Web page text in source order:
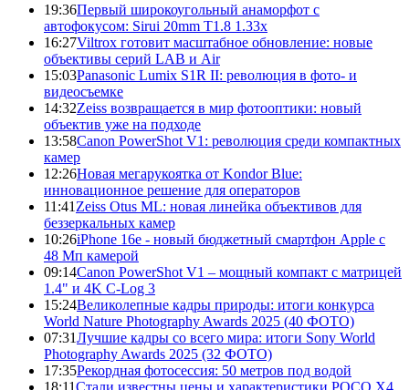
19:36Первый широкоугольный анаморфот с
автофокусом: Sirui 20mm T1.8 1.33x
16:27Viltrox готовит масштабное обновление: новые
объективы серий LAB и Air
15:03Panasonic Lumix S1R II: революция в фото- и
видеосъемке
14:32Zeiss возвращается в мир фотооптики: новый
объектив уже на подходе
13:58Canon PowerShot V1: революция среди компактных
камер
12:26Новая мегарукоятка от Kondor Blue:
инновационное решение для операторов
11:41 Zeiss Otus ML: новая линейка объективов для
беззеркальных камер
10:26iPhone 16e - новый бюджетный смартфон Apple с
48 Мп камерой
09:14Canon PowerShot V1 – мощный компакт с матрицей
1.4" и 4K C-Log 3
15:24Великолепные кадры природы: итоги конкурса
World Nature Photography Awards 2025 (40 ФОТО)
07:31Лучшие кадры со всего мира: итоги Sony World
Photography Awards 2025 (32 ФОТО)
17:35Рекордная фотосессия: 50 метров под водой
18:11Стали известны цены и характеристики POCO X4